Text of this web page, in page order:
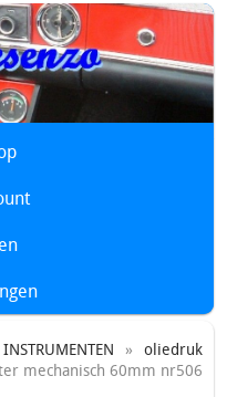
INSTRUMENTEN » oliedruk
mechanisch 60mm nr506